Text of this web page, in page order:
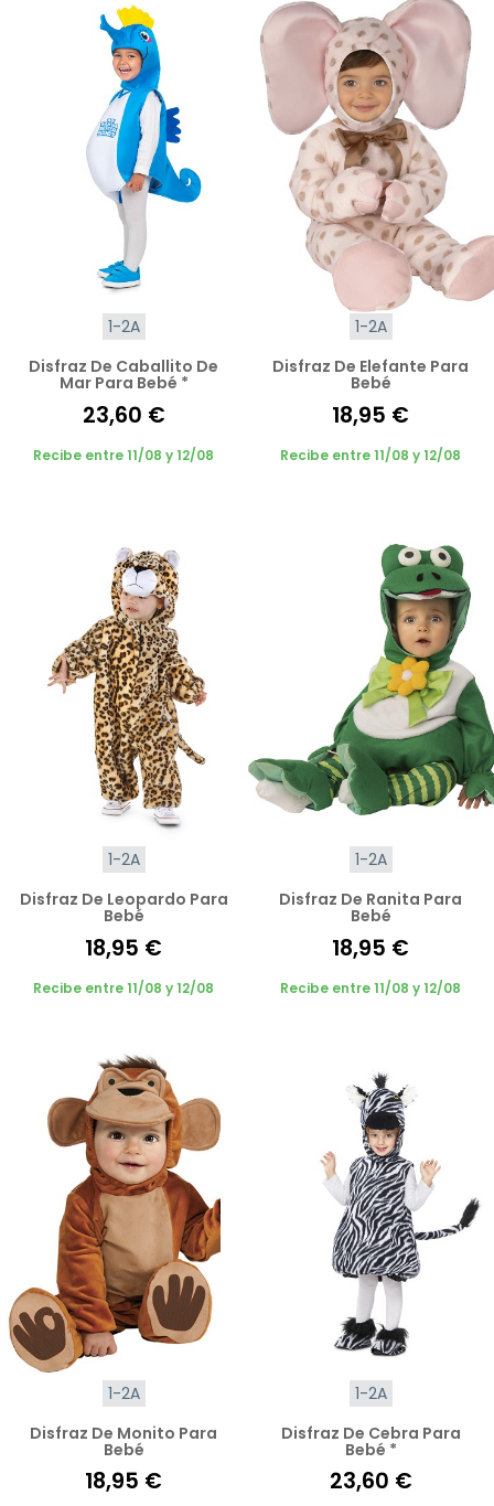
1-2A
Disfraz De Caballito De
Mar Para Bebé *
23,60 €
Recibe entre 11/08 y 12/08
1-2A
Disfraz De Elefante Para
Bebé
18,95 €
Recibe entre 11/08 y 12/08
1-2A
Disfraz De Leopardo Para
Bebé
18,95 €
Recibe entre 11/08 y 12/08
1-2A
Disfraz De Ranita Para
Bebé
18,95 €
Recibe entre 11/08 y 12/08
1-2A
Disfraz De Monito Para
Bebé
18,95 €
1-2A
Disfraz De Cebra Para
Bebé *
23,60 €